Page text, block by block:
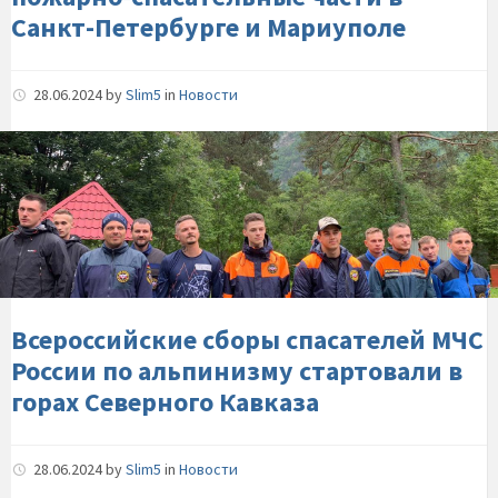
и-
Мариуполе
Санкт-Петербурге и Мариуполе
28.06.2024bySlim5 in Новости
Всероссийские-
сборы-
спасателей-
МЧС-
России-
по-
альпинизму-
стартовали-
в-
горах-
Северного-
Всероссийские сборы спасателей МЧС
России по альпинизму стартовали в
горах Северного Кавказа
28.06.2024bySlim5 in Новости